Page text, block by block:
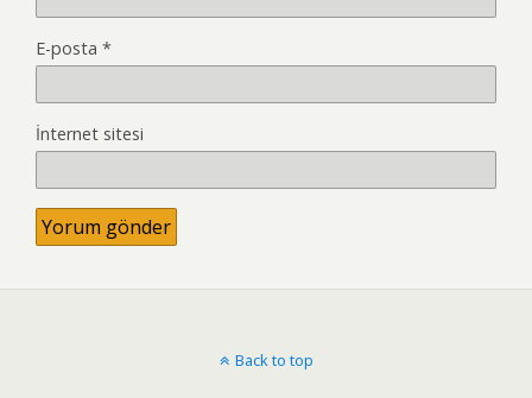
E-posta *
İnternet sitesi
Back to top